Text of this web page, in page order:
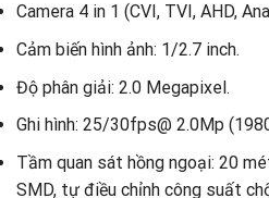
Camera 4 in 1 (CVI, TVI, AHD,
Cảm biến hình ảnh: 1/2.7 inch.
Độ phân giải: 2.0 Megapixel.
Ghi hình: 25/30fps@ 2.0Mp
Tầm quan sát hồng ngoại: 20
SMD, tự điều chỉnh công suất